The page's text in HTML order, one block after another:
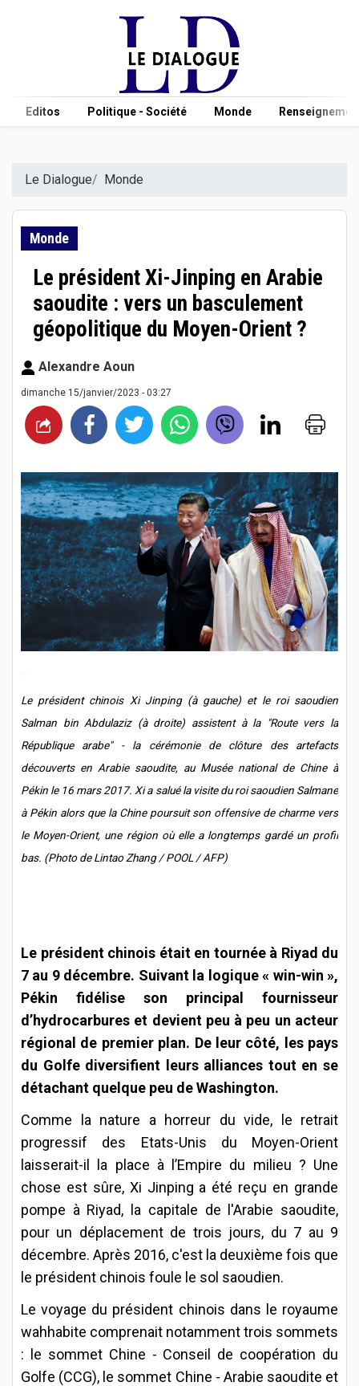
Editos Politique - Société Monde
Le Dialogue Monde
Monde
Le président Xi-Jinping en Arabie
saoudite : vers un basculement
géopolitique du Moyen-Orient ?
Alexandre Aoun
dimanche 15/janvier/2023 - 03:27
Le président chinois Xi Jinping (à gauche) et le roi saoudien
Salman bin Abdulaziz (à droite) assistent à la "Route vers la
République arabe" - la cérémonie de clôture des artefacts
découverts en Arabie saoudite, au Musée national de Chine à
Pékin le 16 mars 2017. Xi a salué la visite du roi saoudien Salmane
à Pékin alors que la Chine poursuit son offensive de charme vers
le Moyen-Orient, une région où elle a longtemps gardé un profil
bas. (Photo de Lintao Zhang / POOL / AFP)
Le président chinois était en tournée à Riyad du
7 au 9 décembre. Suivant la logique « win-win »,
Pékin fidélise son principal fournisseur
d’hydrocarbures et devient peu à peu un acteur
régional de premier plan. De leur côté, les pays
du Golfe diversifient leurs alliances tout en se
détachant quelque peu de Washington.
Comme la nature a horreur du vide, le retrait
progressif des Etats-Unis du Moyen-Orient
laisserait-il la place à l’Empire du milieu ? Une
chose est sûre, Xi Jinping a été reçu en grande
pompe à Riyad, la capitale de l'Arabie saoudite,
pour un déplacement de trois jours, du 7 au 9
décembre. Après 2016, c'est la deuxième fois que
le président chinois foule le sol saoudien.
Le voyage du président chinois dans le royaume
wahhabite comprenait notamment trois sommets
: le sommet Chine - Conseil de coopération du
Golfe (CCG), le sommet Chine - Arabie saoudite et